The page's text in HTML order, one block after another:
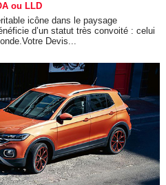
ou LLD
icône dans le paysage
d’un statut très convoité : celui
Devis...